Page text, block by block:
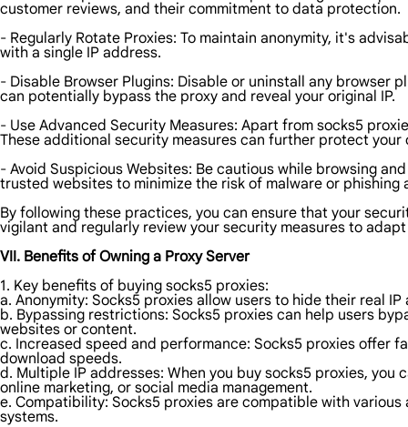
customer reviews, and their commitment to data protection.
- Regularly Rotate Proxies: To maintain anonymity, it's
with a single IP address.
- Disable Browser Plugins: Disable or uninstall any browser
can potentially bypass the proxy and reveal your original IP.
- Use Advanced Security Measures: Apart from socks5
These additional security measures can further protect your
- Avoid Suspicious Websites: Be cautious while browsing
trusted websites to minimize the risk of malware or phishing
By following these practices, you can ensure that your
vigilant and regularly review your security measures to
VII. Benefits of Owning a Proxy Server
1. Key benefits of buying socks5 proxies:
a. Anonymity: Socks5 proxies allow users to hide their real
b. Bypassing restrictions: Socks5 proxies can help users
websites or content.
c. Increased speed and performance: Socks5 proxies offer
download speeds.
d. Multiple IP addresses: When you buy socks5 proxies,
online marketing, or social media management.
e. Compatibility: Socks5 proxies are compatible with
systems.